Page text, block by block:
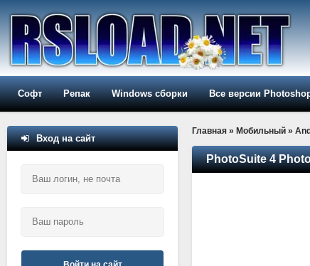
Софт Репак Windows сборки Все версии
Главная » Мобильный »
PhotoSuite 4
Вход на сайт